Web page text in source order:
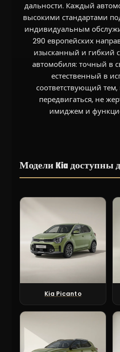
дальности. Каждый
высокими стандартами
индивидуальным
290 европейских
изысканный и гибкий
автомобиля: точный в
естественный в
соответствующий
передвигаться, не
имиджем и
Модели Kia доступны
Kia Picanto